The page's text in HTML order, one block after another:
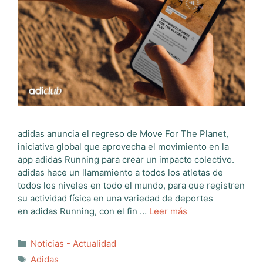
adidas anuncia el regreso de Move For The Planet,
iniciativa global que aprovecha el movimiento en la
app adidas Running para crear un impacto colectivo.
adidas hace un llamamiento a todos los atletas de
todos los niveles en todo el mundo, para que registren
su actividad física en una variedad de deportes
en adidas Running, con el fin … Leer más
Categorías
Noticias - Actualidad
Etiquetas
Adidas